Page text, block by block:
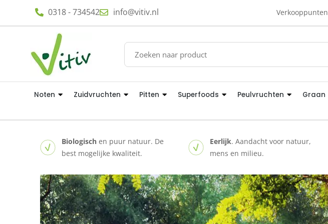
0318 - 734542 info@vitiv.nl Verkooppunten
Noten Zuidvruchten Pitten Superfoods Peulvruchten Graan
Biologisch en puur natuur. De
best mogelijke kwaliteit.
Eerlijk. Aandacht voor natuur,
mens en milieu.